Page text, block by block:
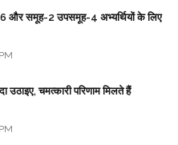
और समूह-2 उपसमूह-4 अभ्यर्थियों के लिए
उठाइए, चमत्कारी परिणाम मिलते हैं